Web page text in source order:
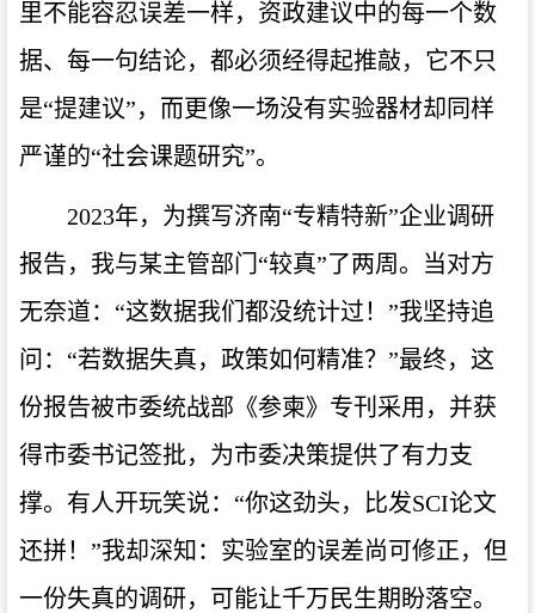
里不能容忍误差一样，资政建议中的每一个数
据、每一句结论，都必须经得起推敲，它不只
是“提建议”，而更像一场没有实验器材却同样
严谨的“社会课题研究”。
2023年，为撰写济南“专精特新”企业调研
报告，我与某主管部门“较真”了两周。当对方
无奈道：“这数据我们都没统计过！”我坚持追
问：“若数据失真，政策如何精准？”最终，这
份报告被市委统战部《参柬》专刊采用，并获
得市委书记签批，为市委决策提供了有力支
撑。有人开玩笑说：“你这劲头，比发SCI论文
还拼！”我却深知：实验室的误差尚可修正，但
一份失真的调研，可能让千万民生期盼落空。